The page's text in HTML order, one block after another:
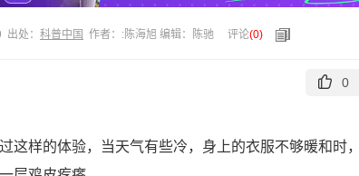
处： 科普中国 作者：:陈海旭 编辑：陈驰 评论(0)
0
这样的体验，当天气有些冷，身上的衣服不够暖和时